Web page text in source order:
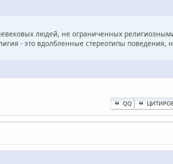
людей, не ограниченных
- это вдолбленные стереотипы поведения,
QQ